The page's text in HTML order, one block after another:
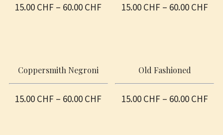
15.00 CHF – 60.00 CHF 15.00 CHF– 60.00 CHF
Coppersmith Negroni
15.00 CHF – 60.00 CHF
Old Fashioned
15.00 CHF– 60.00 CHF